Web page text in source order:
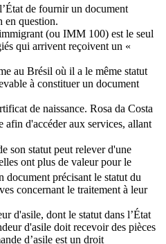
de fournir un document
en question.
(ou IMM 100) est le seul
qui arrivent reçoivent un «
au Brésil où il a le même statut
à constituer un document
de naissance. Rosa da Costa
afin d'accéder aux services, allant
son statut peut relever d'une
ont plus de valeur pour le
document précisant le statut du
concernant le traitement à leur
d'asile, dont le statut dans l’État
d'asile doit recevoir des pièces
d’asile est un droit